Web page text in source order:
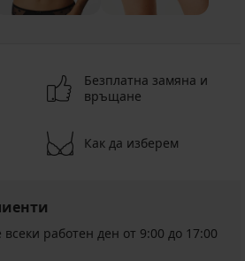
Безплатна замяна и
връщане
Как да изберем
работен ден от 9:00 до 17:00